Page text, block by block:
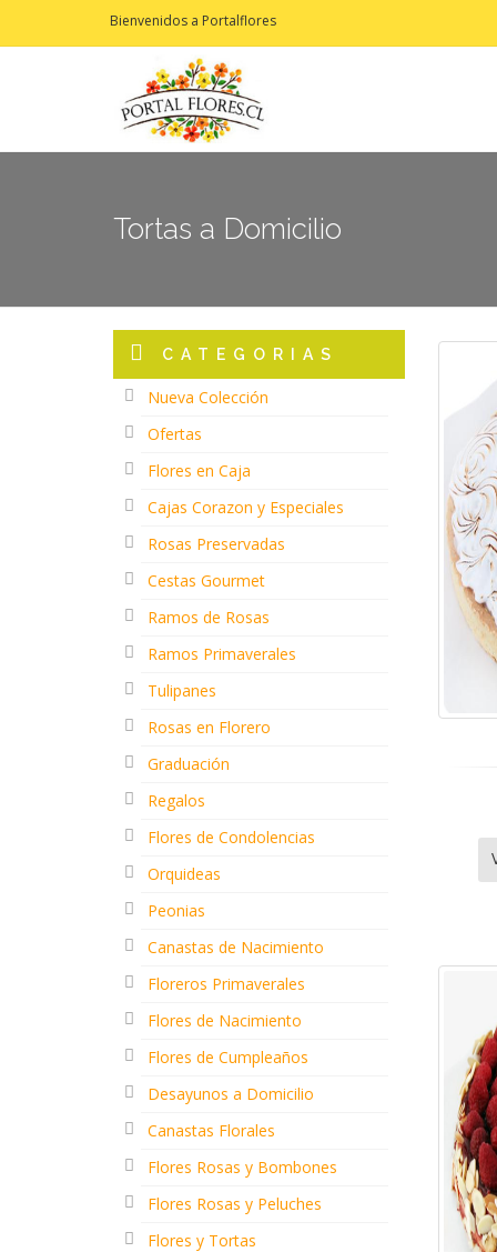
Bienvenidos a Portalflores
Tortas a Domicilio
CATEGORIAS
Nueva Colección
Ofertas
Flores en Caja
Cajas Corazon y Especiales
Rosas Preservadas
Cestas Gourmet
Ramos de Rosas
Ramos Primaverales
Tulipanes
Rosas en Florero
Graduación
Regalos
Flores de Condolencias
Orquideas
Peonias
Canastas de Nacimiento
Floreros Primaverales
Flores de Nacimiento
Flores de Cumpleaños
Desayunos a Domicilio
Canastas Florales
Flores Rosas y Bombones
Flores Rosas y Peluches
Flores y Tortas